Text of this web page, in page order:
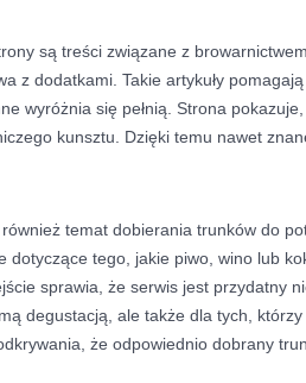
są treści związane z
z dodatkami. Takie artykuły
wyróżnia się pełnią. Strona
kunsztu. Dzięki temu nawet
temat dobierania trunków do
dotyczące tego, jakie piwo, wino lub
sprawia, że serwis jest przydatny
degustacją, ale także dla tych, którzy
że odpowiednio dobrany